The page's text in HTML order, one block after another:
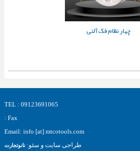
چهار نظام فک آلنی
TEL : 09123691065
Fax :
Email: info [at] mtcotools.com
طراحی سایت و سئو:نانوتجارت